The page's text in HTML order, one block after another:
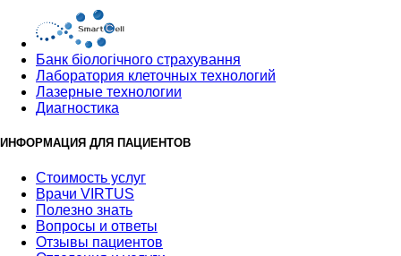
Банк бiологiчного страхування
Лаборатория клеточных технологий
Лазерные технологии
Диагностика
ИНФОРМАЦИЯ ДЛЯ ПАЦИЕНТОВ
Стоимость услуг
Врачи VIRTUS
Полезно знать
Вопросы и ответы
Отзывы пациентов